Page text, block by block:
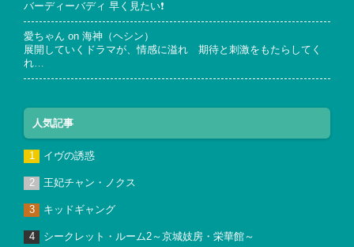
バーディーバディ 早く見たい❗
愛ちゃん on 海神（ヘシン）
展開していくドラマが、情感に溢れ 期待と刺激をもたらしてく
れ…
人気記事
イヴの誘惑
王妃チャン・ノクス
キッドギャング
シークレット・ルーム2～京城妓房・栄華館～